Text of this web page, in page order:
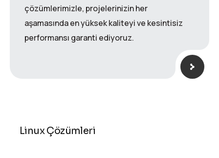
çözümlerimizle, projelerinizin her
aşamasında en yüksek kaliteyi ve kesintisiz
performansı garanti ediyoruz.
Linux Çözümleri